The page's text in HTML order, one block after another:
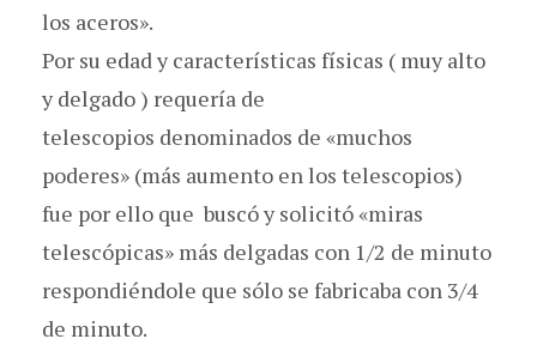
los aceros».
Por su edad y características físicas ( muy alto
y delgado ) requería de
telescopios denominados de «muchos
poderes» (más aumento en los telescopios)
fue por ello que buscó y solicitó «miras
telescópicas» más delgadas con 1/2 de minuto
respondiéndole que sólo se fabricaba con 3/4
de minuto.